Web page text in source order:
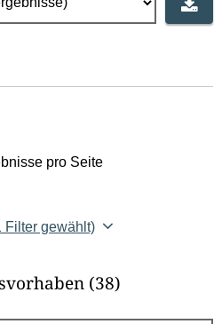
pro Seite
Filter gewählt)
(38)